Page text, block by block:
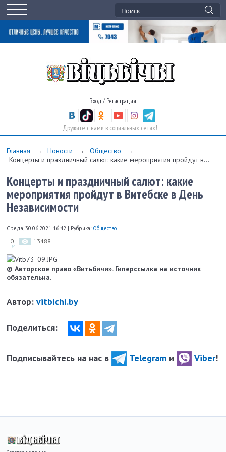
Вход / Регистрация
Дружите с нами в социальных сетях!
Главная → Новости → Общество
→
Концерты и праздничный салют: какие мероприятия пройдут в...
Концерты и праздничный салют: какие
мероприятия пройдут в Витебске в День
Независимости
Среда, 30.06.2021 16:42 | Рубрика: Общество
0 13488
© Авторское право «Витьбичи». Гиперссылка на источник
обязательна.
Автор:vitbichi.by
Поделиться:
Подписывайтесь на нас в Telegram и Viber!